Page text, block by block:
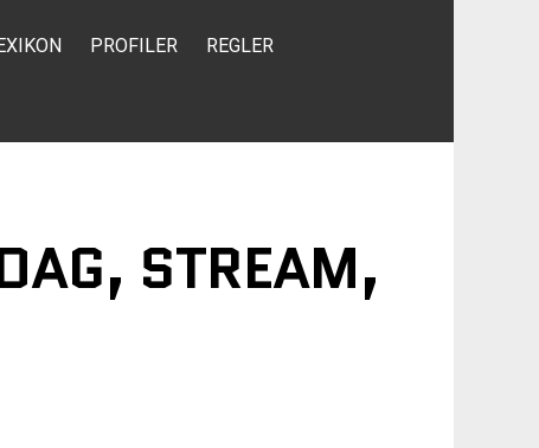
PROFILER REGLER
STREAM,